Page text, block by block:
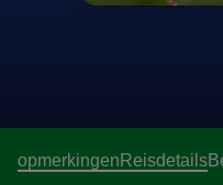
opmerkingenReisdetails